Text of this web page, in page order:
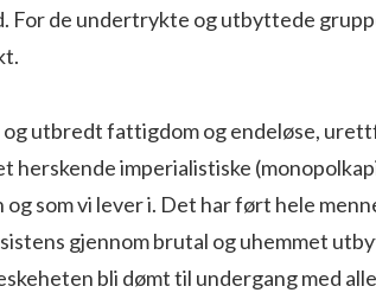
For de undertrykte og utbyttede
og utbredt fattigdom og endeløse,
herskende imperialistiske
som vi lever i. Det har ført hele
gjennom brutal og uhemmet
bli dømt til undergang med